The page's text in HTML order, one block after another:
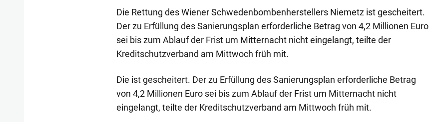
Die Rettung des Wiener Schwedenbombenherstellers Niemetz ist gescheitert.
Der zu Erfüllung des Sanierungsplan erforderliche Betrag von 4,2 Millionen Euro
sei bis zum Ablauf der Frist um Mitternacht nicht eingelangt, teilte der
Kreditschutzverband am Mittwoch früh mit.
Die ist gescheitert. Der zu Erfüllung des Sanierungsplan erforderliche Betrag
von 4,2 Millionen Euro sei bis zum Ablauf der Frist um Mitternacht nicht
eingelangt, teilte der Kreditschutzverband am Mittwoch früh mit.